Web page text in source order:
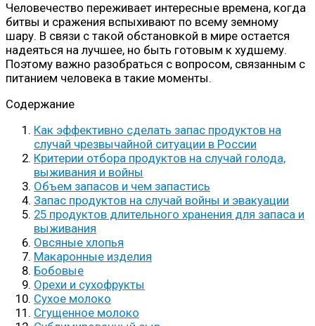
Человечество переживает интересные времена, когда
битвы и сражения вспыхивают по всему земному
шару. В связи с такой обстановкой в мире остается
надеяться на лучшее, но быть готовым к худшему.
Поэтому важно разобраться с вопросом, связанным с
питанием человека в такие моменты.
Содержание
Как эффективно сделать запас продуктов на
случай чрезвычайной ситуации в России
Критерии отбора продуктов на случай голода,
выживания и войны
Объем запасов и чем запастись
Запас продуктов на случай войны и эвакуации
25 продуктов длительного хранения для запаса и
выживания
Овсяные хлопья
Макаронные изделия
Бобовые
Орехи и сухофрукты
Сухое молоко
Сгущенное молоко